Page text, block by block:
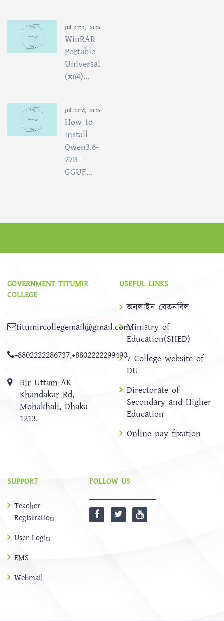
Jul 24th, 2026
WinRAR
Portable
Universal
(x64)...
Jul 23rd, 2026
How to
Install
Qwen3.6-
27B-
GGUF...
GOVERNMENT TITUMIR
COLLEGE
titumircollegemail@gmail.com
+8802222286737,+8802222299490
Bir Uttam AK
Khandakar Rd,
Mohakhali, Dhaka
1213.
USEFUL LINKS
অনলাইন বেতনবিল
Ministry of
Education(SHED)
7 College website of
DU
Directorate of
Secondary and Higher
Education
Online pay fixation
SUPPORT
Teacher
Registration
User Login
EMS
Webmail
FOLLOW US